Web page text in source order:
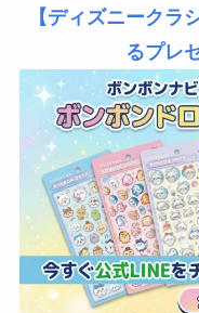
【ディズニークラ
るプレ